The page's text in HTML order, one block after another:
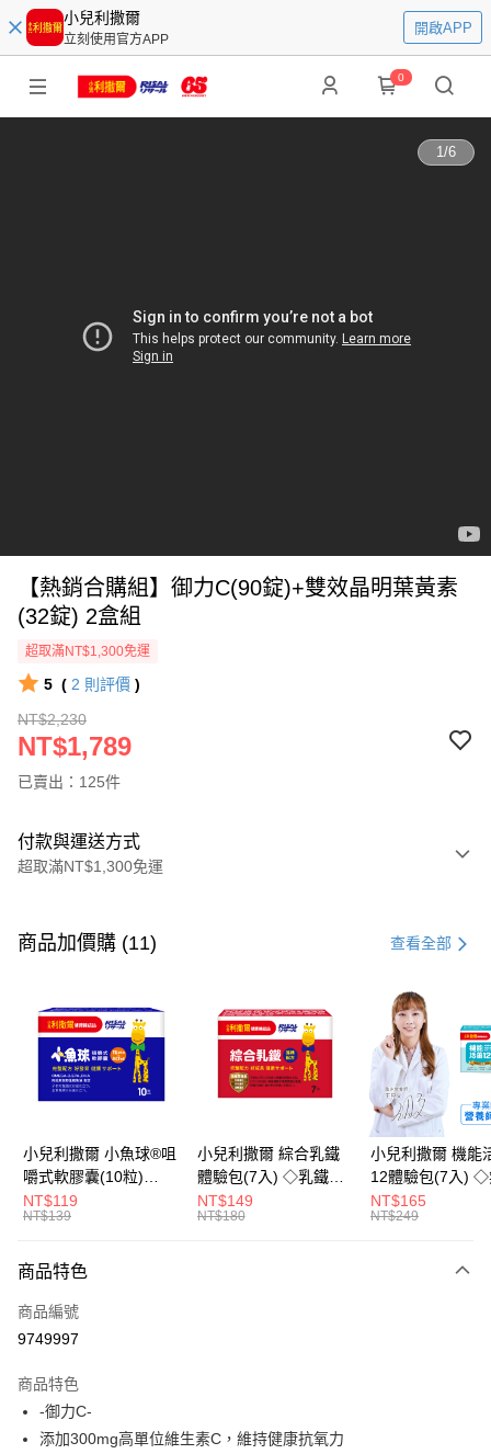
小兒利撒爾
立刻使用官方APP
開啟APP
0
1/6
【熱銷合購組】御力C(90錠)+雙效晶明葉黃素
(32錠) 2盒組
超取滿NT$1,300免運
5 ( 2 則評價 )
NT$2,230
NT$1,789
已賣出：125件
付款與運送方式
超取滿NT$1,300免運
信用卡一次付款
LINE Pay
Apple Pay
街口支付
悠遊付
Google Pay
全盈+PAY
大哥付你分期
【大哥付你分期使用說明】
1.本服務由台灣大哥大提供，台灣大哥大用戶可立即使用無須另外申請。
流程，驗證手機門號後，選擇欲分期的期數、繳款截止日，確認付款後即完
成交易。
3.實際核准額度、可分期數及費用金額請依後續交易確認頁面所載為準。
4.訂單成立30分鐘內，如未前往確認交易或遇審核未通過，訂單將自動取
AFTEE先享後付
【關於「AFTEE先享後付」】
AFTEE先享後付是「在收到商品之後才付款」的支付方式。 讓您購物簡單
便利好安心！
１．簡單：不需註冊會員、不需綁卡、不需儲值。
ATM付款
商品加價購 (11) 查看全部
小兒利撒爾 小魚球®咀
嚼式軟膠囊(10粒)
◇OMEGA-
3(EPA+DHA)+rTG型魚
NT$119
NT$139
小兒利撒爾 綜合乳鐵
體驗包(7入) ◇乳鐵蛋
白+藻精蛋白+DHA藻
油+專利大豆卵磷脂 成
NT$149
NT$180
小兒利撒爾 機能
12體驗包(7入) ◇
糖添加◇
NT$165
NT$249
商品特色
商品編號
9749997
商品特色
-御力C-
添加300mg高單位維生素C，維持健康抗氧力